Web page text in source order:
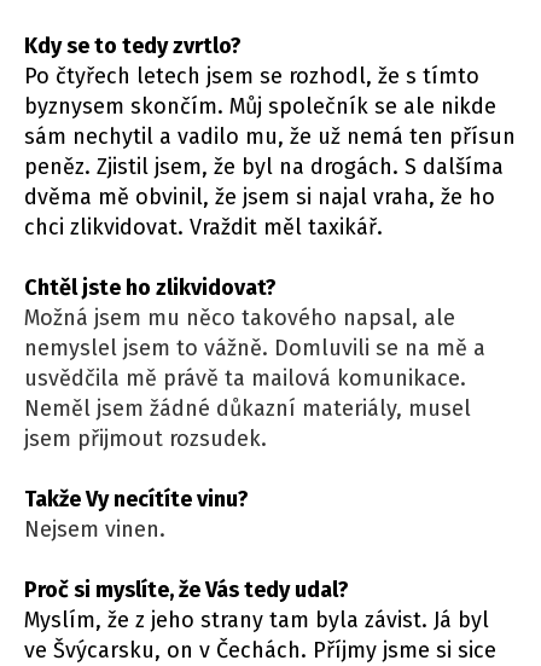
Kdy se to tedy zvrtlo?
Po čtyřech letech jsem se rozhodl, že s tímto
byznysem skončím. Můj společník se ale nikde
sám nechytil a vadilo mu, že už nemá ten přísun
peněz. Zjistil jsem, že byl na drogách. S dalšíma
dvěma mě obvinil, že jsem si najal vraha, že ho
chci zlikvidovat. Vraždit měl taxikář.
Chtěl jste ho zlikvidovat?
Možná jsem mu něco takového napsal, ale
nemyslel jsem to vážně. Domluvili se na mě a
usvědčila mě právě ta mailová komunikace.
Neměl jsem žádné důkazní materiály, musel
jsem přijmout rozsudek.
Takže Vy necítíte vinu?
Nejsem vinen.
Proč si myslíte, že Vás tedy udal?
Myslím, že z jeho strany tam byla závist. Já byl
ve Švýcarsku, on v Čechách. Příjmy jsme si sice